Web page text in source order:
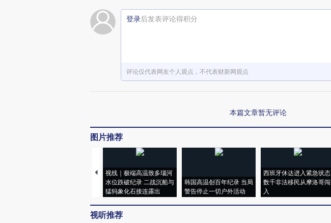
登录后发表评论得积分
评论仅代表网友个人观点，不代表财新网观点
本篇文章暂无评论
图片推荐
视线｜极端高温致多瑙河
水位跌破纪录 二战沉船与
猛犸象化石接连露出
韩国高温创百年纪录 当局
警告停止一切户外活动
西班牙休达进入紧急状态
数千非法移民从摩洛哥闯
入
视听推荐